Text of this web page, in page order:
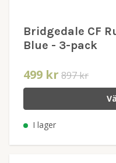
Bridgedale CF
Blue - 3-pack
499 kr 897 kr
I lager